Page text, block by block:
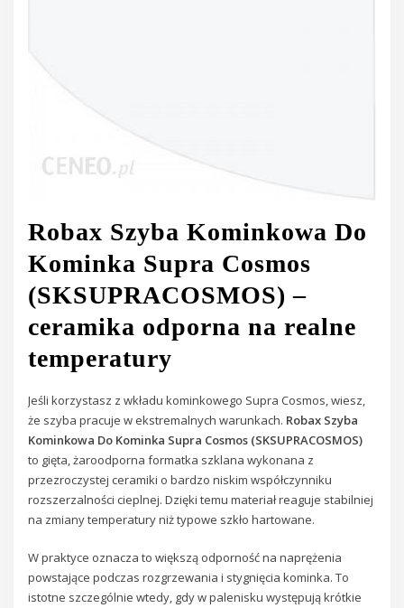
Robax Szyba Kominkowa Do
Kominka Supra Cosmos
(SKSUPRACOSMOS) –
ceramika odporna na realne
temperatury
Jeśli korzystasz z wkładu kominkowego Supra Cosmos, wiesz,
że szyba pracuje w ekstremalnych warunkach. Robax Szyba
Kominkowa Do Kominka Supra Cosmos (SKSUPRACOSMOS)
to gięta, żaroodporna formatka szklana wykonana z
przezroczystej ceramiki o bardzo niskim współczynniku
rozszerzalności cieplnej. Dzięki temu materiał reaguje stabilniej
na zmiany temperatury niż typowe szkło hartowane.
W praktyce oznacza to większą odporność na naprężenia
powstające podczas rozgrzewania i stygnięcia kominka. To
istotne szczególnie wtedy, gdy w palenisku występują krótkie